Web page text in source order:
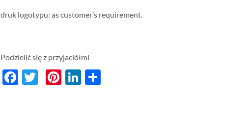
druk logotypu: as customer’s requirement.
Podzielić się z przyjaciółmi
Facebook
Twitter
Pinterest
LinkedIn
分